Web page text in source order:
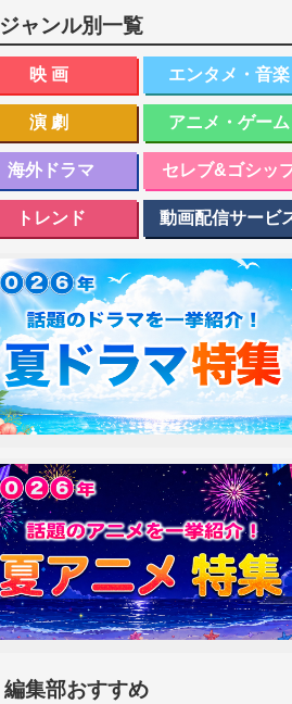
ジャンル別一覧
映画 エンタメ・音楽
演劇 アニメ・ゲーム
海外ドラマ セレブ&ゴシッ
トレンド 動画配信サービ
編集部おすすめ